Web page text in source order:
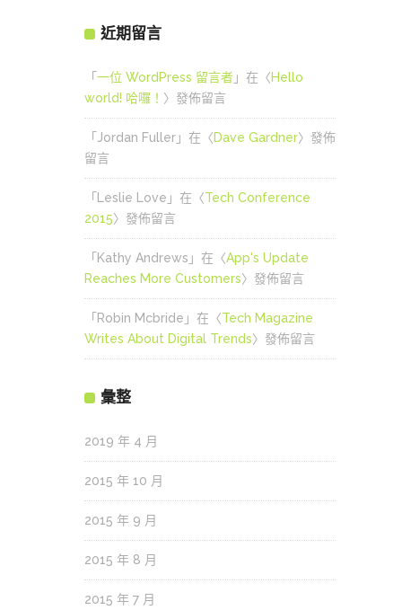
近期留言
「 一位 WordPress 留言者 」在〈Hello
world! 哈囉！ 〉發佈留言
「 Jordan Fuller 」在〈Dave Gardner〉發佈
留言
「 Leslie Love 」在〈Tech Conference
2015〉發佈留言
「 Kathy Andrews 」在〈App's Update
Reaches More Customers〉發佈留言
「 Robin Mcbride 」在〈Tech Magazine
Writes About Digital Trends〉發佈留言
彙整
2019 年 4 月
2015 年 10 月
2015 年 9 月
2015 年 8 月
2015 年 7 月